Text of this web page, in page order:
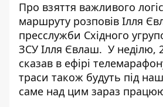
Про взяття важливого
маршруту розповів Ілля
пресслужби Східного
ЗСУ Ілля Євлаш. У неділю,
сказав в ефірі
траси також будуть під
саме над цим зараз